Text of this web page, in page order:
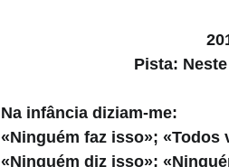
Pista:
Na infância diziam-me:
«Ninguém faz isso»; «Todos
«Ninguém diz isso»;